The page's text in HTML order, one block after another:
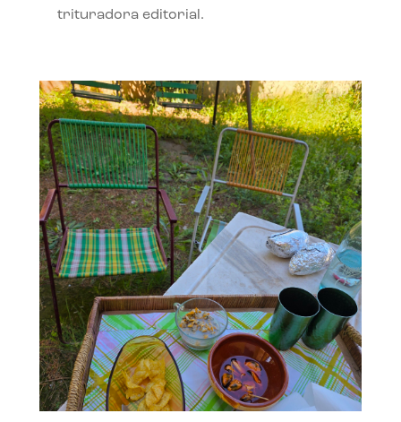
trituradora editorial.